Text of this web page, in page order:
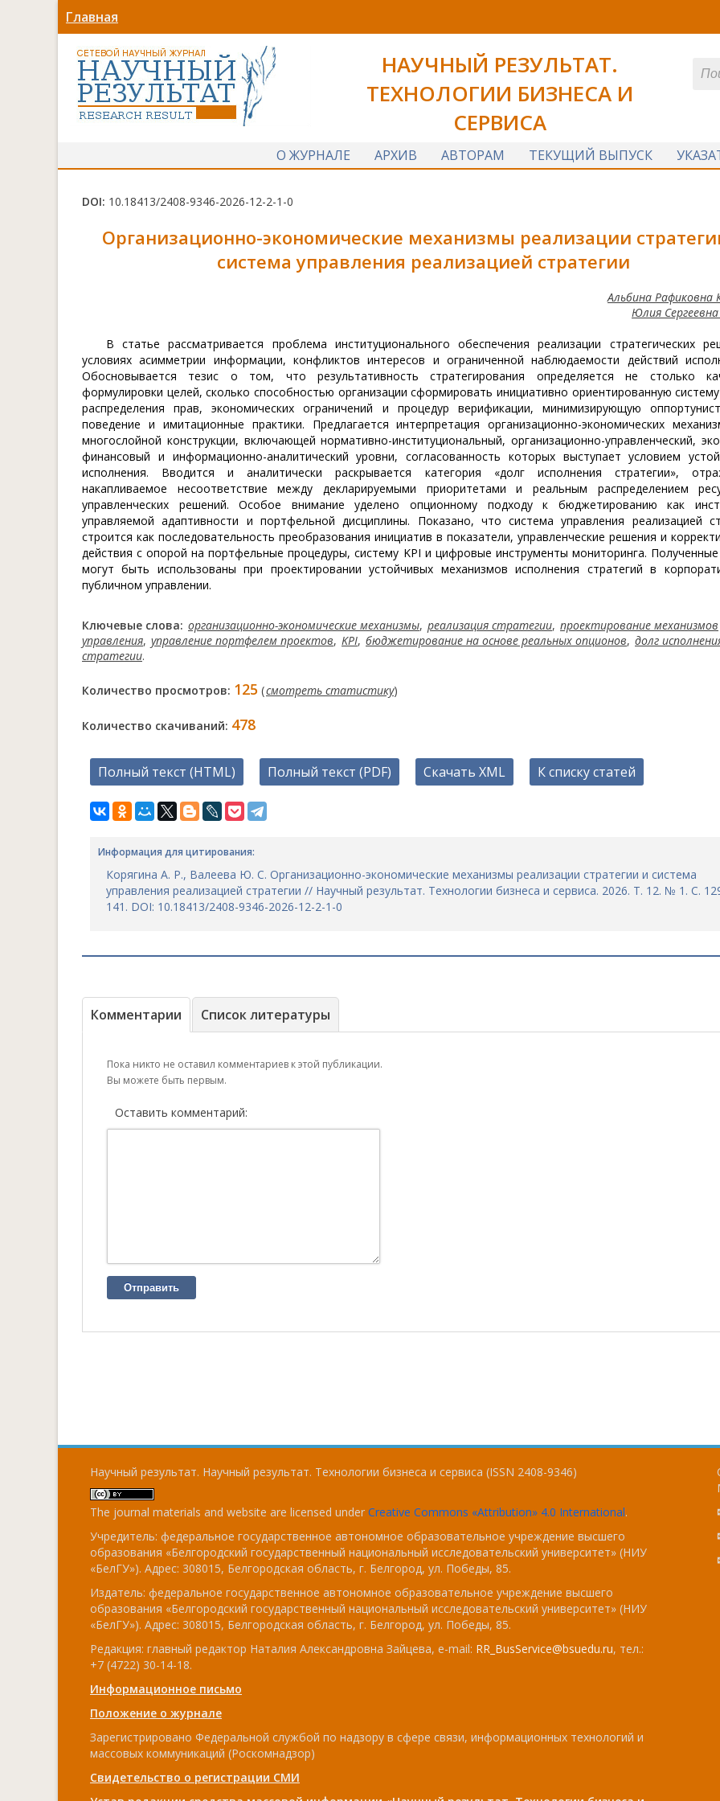
Главная
НАУЧНЫЙ РЕЗУЛЬТАТ.
ТЕХНОЛОГИИ БИЗНЕСА И
СЕРВИСА
О ЖУРНАЛЕ АРХИВ АВТОРАМ ТЕКУЩИЙ ВЫПУСК
DOI: 10.18413/2408-9346-2026-12-2-1-0
Организационно-экономические механизмы реализации
система управления реализацией стратегии
Альбина Рафиковна
Юлия
В статье рассматривается проблема институционального обеспечения реализации стратегических
условиях асимметрии информации, конфликтов интересов и ограниченной наблюдаемости действий
Обосновывается тезис о том, что результативность стратегирования определяется не столько
формулировки целей, сколько способностью организации сформировать инициативно ориентированную
распределения прав, экономических ограничений и процедур верификации, минимизирующую
поведение и имитационные практики. Предлагается интерпретация организационно-экономических
многослойной конструкции, включающей нормативно-институциональный, организационно-управленческий,
финансовый и информационно-аналитический уровни, согласованность которых выступает условием
исполнения. Вводится и аналитически раскрывается категория «долг исполнения стратегии»,
накапливаемое несоответствие между декларируемыми приоритетами и реальным распределением
управленческих решений. Особое внимание уделено опционному подходу к бюджетированию как
управляемой адаптивности и портфельной дисциплины. Показано, что система управления реализацией
строится как последовательность преобразования инициатив в показатели, управленческие решения и
действия с опорой на портфельные процедуры, систему KPI и цифровые инструменты мониторинга.
могут быть использованы при проектировании устойчивых механизмов исполнения стратегий в
публичном управлении.
Ключевые слова: организационно-экономические механизмы, реализация стратегии, проектирование механизмов
управления, управление портфелем проектов, KPI, бюджетирование на основе реальных опционов, долг
стратегии.
Количество просмотров: 125 (смотреть статистику)
Количество скачиваний: 478
Полный текст (HTML) Полный текст (PDF) Скачать XML К списку статей
Информация для цитирования:
Корягина А. Р., Валеева Ю. С. Организационно-экономические механизмы реализации стратегии и система
управления реализацией стратегии // Научный результат. Технологии бизнеса и сервиса. 2026. Т. 12. № 1. С.
141. DOI: 10.18413/2408-9346-2026-12-2-1-0
Комментарии Список литературы
Пока никто не оставил комментариев к этой публикации.
Вы можете быть первым.
Оставить комментарий:
Отправить
Научный результат. Научный результат. Технологии бизнеса и сервиса (ISSN 2408-9346)
The journal materials and website are licensed under Creative Commons «Attribution» 4.0 International.
Учредитель: федеральное государственное автономное образовательное учреждение высшего
образования «Белгородский государственный национальный исследовательский университет» (НИУ
«БелГУ»). Адрес: 308015, Белгородская область, г. Белгород, ул. Победы, 85.
Издатель: федеральное государственное автономное образовательное учреждение высшего
образования «Белгородский государственный национальный исследовательский университет» (НИУ
«БелГУ»). Адрес: 308015, Белгородская область, г. Белгород, ул. Победы, 85.
Редакция: главный редактор Наталия Александровна Зайцева, e-mail: RR_BusService@bsuedu.ru, тел.:
+7 (4722) 30-14-18.
Информационное письмо
Положение о журнале
Зарегистрировано Федеральной службой по надзору в сфере связи, информационных технологий и
массовых коммуникаций (Роскомнадзор)
Свидетельство о регистрации СМИ